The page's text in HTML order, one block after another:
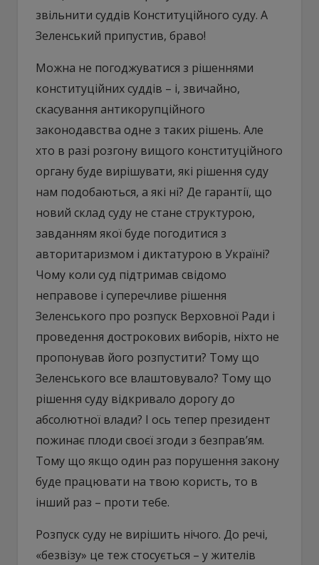
звільнити суддів Конституційного суду. А
Зеленський припустив, браво!
Можна не погоджуватися з рішеннями
конституційних суддів – і, звичайно,
скасування антикорупційного
законодавства одне з таких рішень. Але
хто в разі розгону вищого конституційного
органу буде вирішувати, які рішення суду
нам подобаються, а які ні? Де гарантії, що
новий склад суду не стане структурою,
завданням якої буде погодитися з
авторитаризмом і диктатурою в Україні?
Чому коли суд підтримав свідомо
неправове і суперечливе рішення
Зеленського про розпуск Верховної Ради і
проведення дострокових виборів, ніхто не
пропонував його розпустити? Тому що
Зеленського все влаштовувало? Тому що
рішення суду відкривало дорогу до
абсолютної влади? І ось тепер президент
пожинає плоди своєї згоди з безправ’ям.
Тому що якщо один раз порушення закону
буде працювати на твою користь, то в
інший раз – проти тебе.
Розпуск суду не вирішить нічого. До речі,
«безвізу» це теж стосується – у жителів